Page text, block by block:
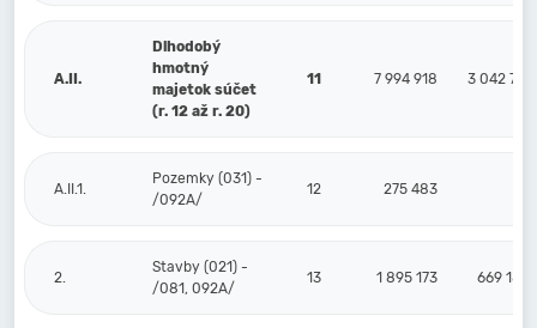
A.II.
Dlhodobý
hmotný
majetok súčet
(r. 12 až r. 20)
11 7 994 918 3 042 751
A.II.1.
Pozemky (031) -
/092A/
12 275 483
2.
Stavby (021) -
/081, 092A/
13 1 895 173 669 188